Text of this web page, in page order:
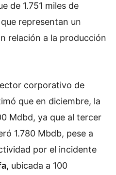
de 1.751 miles de
representan un
relación a la producción
corporativo de
que en diciembre, la
Mdbd, ya que al tercer
1.780 Mbdb, pese a
por el incidente
ubicada a 100